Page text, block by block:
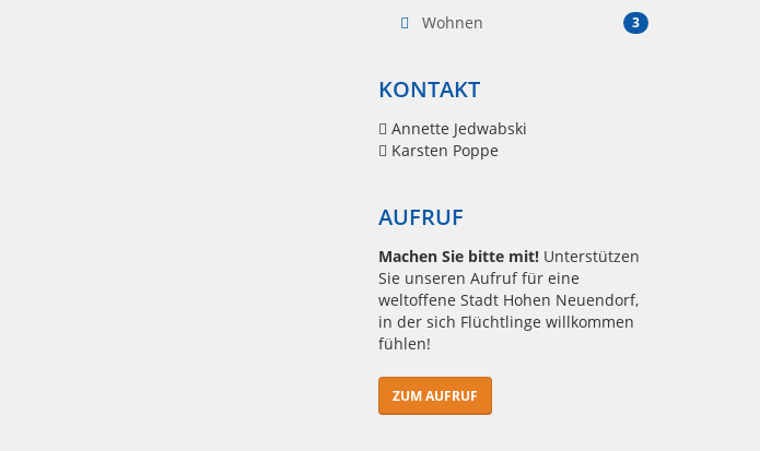
Wohnen 3
KONTAKT
Annette Jedwabski
Karsten Poppe
AUFRUF
Machen Sie bitte mit!Unterstützen
Sie unseren Aufruf für eine
weltoffene Stadt Hohen Neuendorf,
in der sich Flüchtlinge willkommen
fühlen!
ZUM AUFRUF